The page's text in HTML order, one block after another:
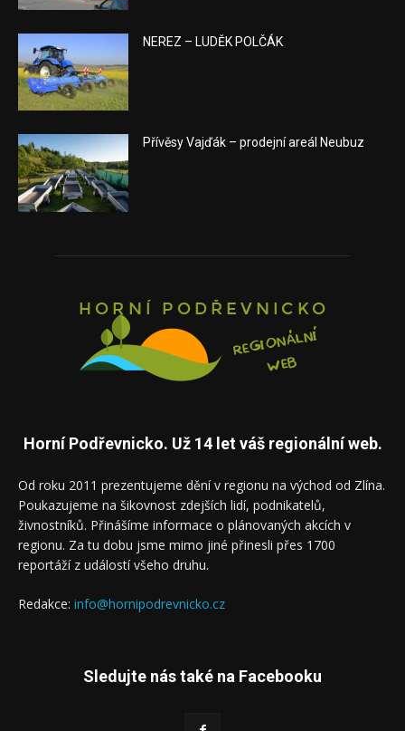
NEREZ – LUDĚK POLČÁK
Přívěsy Vajďák – prodejní areál Neubuz
Horní Podřevnicko. Už 14 let váš regionální web.
Od roku 2011 prezentujeme dění v regionu na východ od Zlína.
Poukazujeme na šikovnost zdejších lidí, podnikatelů,
živnostníků. Přinášíme informace o plánovaných akcích v
regionu. Za tu dobu jsme mimo jiné přinesli přes 1700
reportáží z událostí všeho druhu.
Redakce: info@hornipodrevnicko.cz
Sledujte nás také na Facebooku